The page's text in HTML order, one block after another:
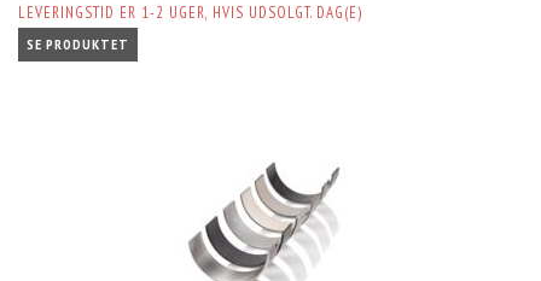
LEVERINGSTID ER 1-2 UGER, HVIS UDSOLGT. DAG(E)
SE PRODUKTET